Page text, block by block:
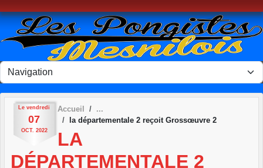
Le vendredi
07
OCT. 2022
Accueil
la départementale 2 reçoit Grossœuvre 2
LA
DÉPARTEMENTALE 2